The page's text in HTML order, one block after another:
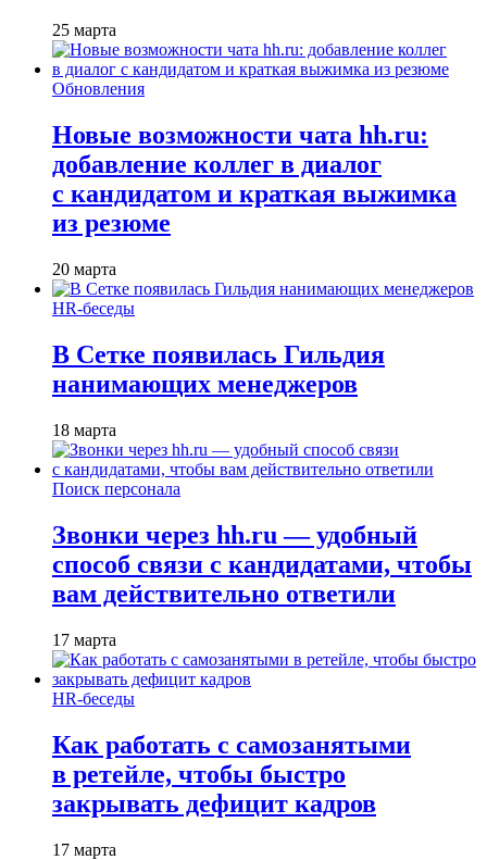
25 марта
Обновления
Новые возможности чата hh.ru:
добавление коллег в диалог
с кандидатом и краткая выжимка
из резюме
20 марта
HR-беседы
В Сетке появилась Гильдия
нанимающих менеджеров
18 марта
Поиск персонала
Звонки через hh.ru — удобный
способ связи с кандидатами, чтобы
вам действительно ответили
17 марта
HR-беседы
Как работать с самозанятыми
в ретейле, чтобы быстро
закрывать дефицит кадров
17 марта